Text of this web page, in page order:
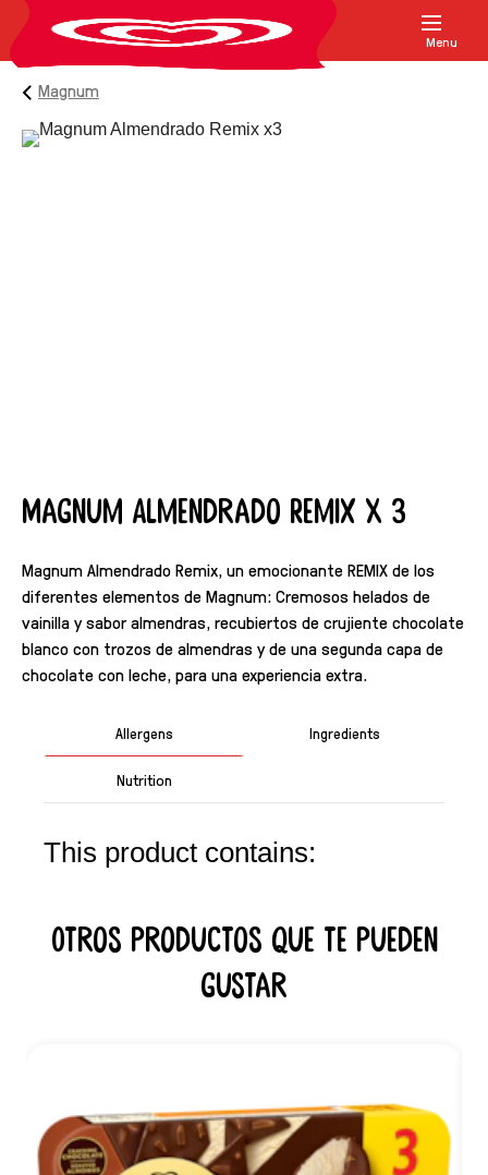
Menu
Magnum
Magnum Almendrado Remix X 3
Magnum Almendrado Remix, un emocionante REMIX de los
diferentes elementos de Magnum: Cremosos helados de
vainilla y sabor almendras, recubiertos de crujiente chocolate
blanco con trozos de almendras y de una segunda capa de
chocolate con leche, para una experiencia extra.
Allergens Ingredients
Nutrition
This product contains:
Otros productos que te pueden
gustar